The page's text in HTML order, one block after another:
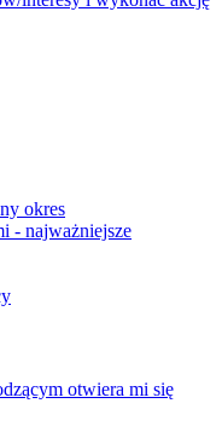
okres
- najważniejsze
otwiera mi się